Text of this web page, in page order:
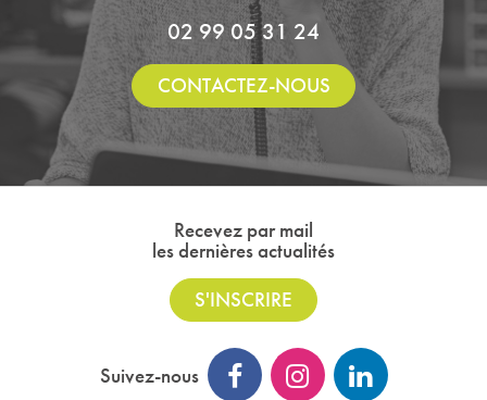
02 99 05 31 24
CONTACTEZ-NOUS
Recevez par mail
les dernières actualités
S'INSCRIRE
Suivez-nous